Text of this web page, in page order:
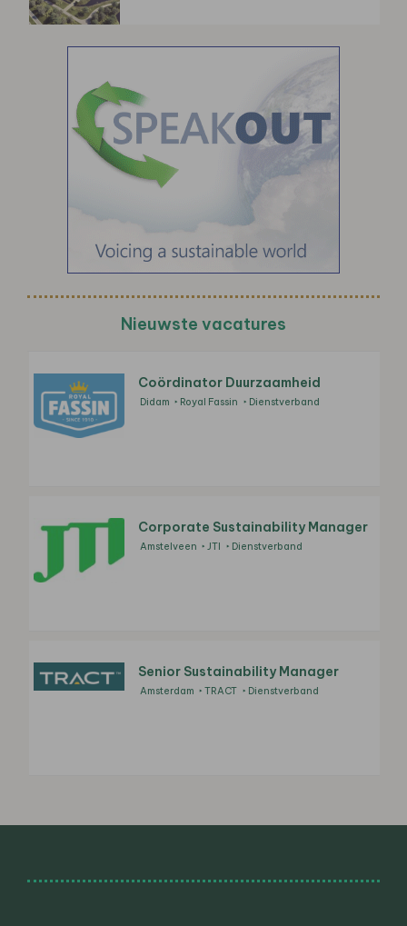
Nieuwste vacatures
Coördinator Duurzaamheid
Didam Royal Fassin Dienstverband
Corporate Sustainability Manager
Amstelveen JTI Dienstverband
Senior Sustainability Manager
Amsterdam TRACT Dienstverband